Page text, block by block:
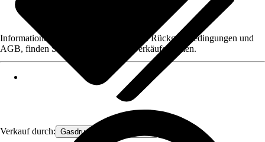
Verkauf durch: Gasdruckfeder Großhandel
Informationen des Verkäufers, wie z. B. Rückgabebedingungen und
AGB, finden Sie bei Klick auf den Verkäufernamen.